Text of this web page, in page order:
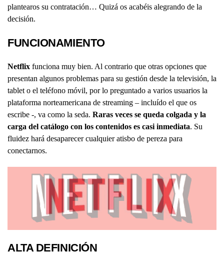
plantearos su contratación… Quizá os acabéis alegrando de la
decisión.
FUNCIONAMIENTO
Netflix funciona muy bien. Al contrario que otras opciones que
presentan algunos problemas para su gestión desde la televisión, la
tablet o el teléfono móvil, por lo preguntado a varios usuarios la
plataforma norteamericana de streaming – incluído el que os
escribe -, va como la seda. Raras veces se queda colgada y la
carga del catálogo con los contenidos es casi inmediata. Su
fluidez hará desaparecer cualquier atisbo de pereza para
conectarnos.
ALTA DEFINICIÓN